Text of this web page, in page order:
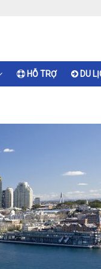
HỖ TRỢ DU